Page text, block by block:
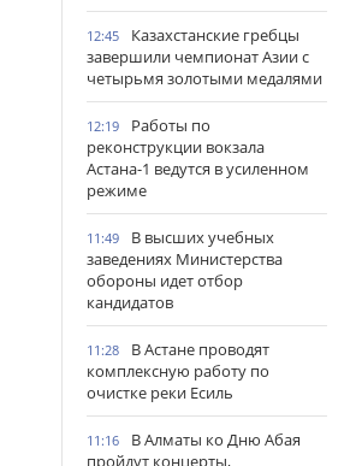
12:45
Казахстанские гребцы
завершили чемпионат Азии с
четырьмя золотыми медалями
12:19
Работы по
реконструкции вокзала
Астана-1 ведутся в усиленном
режиме
11:49
В высших учебных
заведениях Министерства
обороны идет отбор
кандидатов
11:28
В Астане проводят
комплексную работу по
очистке реки Есиль
11:16
В Алматы ко Дню Абая
пройдут концерты,